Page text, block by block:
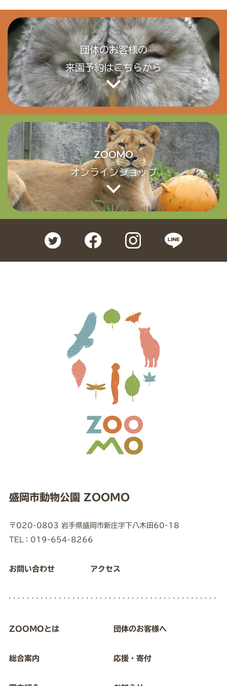
団体のお客様の
来園予約はこちらから
ZOOMO
オンラインショップ
盛岡市動物公園 ZOOMO
〒020-0803 岩手県盛岡市新庄字下八木田60-18
TEL：019-654-8266
お問い合わせ アクセス
ZOOMOとは
総合案内
団体のお客様へ
応援・寄付